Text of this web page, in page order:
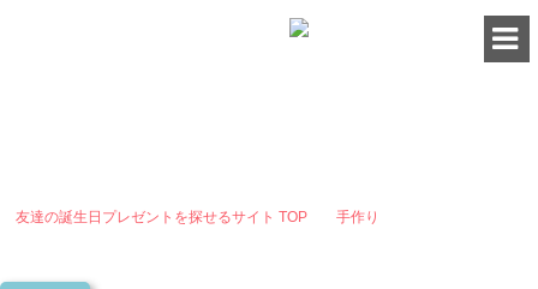
友達の誕生日プレゼントを探せるサイト TOP 手作り